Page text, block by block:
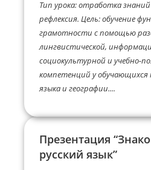
Тип урока: отработка
рефлексия. Цель: обучение
грамотности с помощью
лингвистической,
социокультурной и учебно-
компетенций у обучающихся
языка и географии....
Презентация
русский язык”